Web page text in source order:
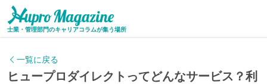
士業・管理部門のキャリアコラムが集う場所
一覧に戻る
ヒュープロダイレクトってどんなサービス？利